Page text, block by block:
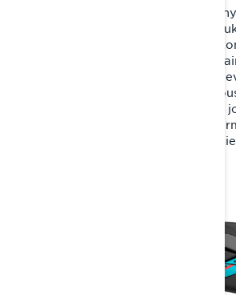
Leveätelaisissa Lynx-crossover- ja -
käytettävässä EasyRide+-
säätää jousten esijännitystä ja
sekä tietyissä malleissa myös
klikkereiden avulla. Lisäksi tietyissä
moottorikelkoissa EasyRide+-
takapukissa on erillinen säätökahva,
jousituksen toimintaan erilaisilla
Sama säädin löytyy myös telaston